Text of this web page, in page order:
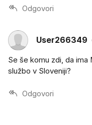
Odgovori
User266349
Se še komu zdi, da ima
službo v Sloveniji?
Odgovori